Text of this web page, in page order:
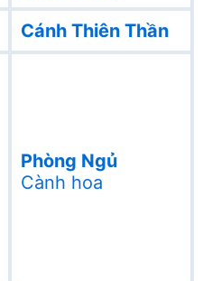
Cánh Thiên Thần
Phòng Ngủ
Cành hoa